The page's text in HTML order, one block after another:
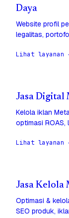
Daya
Website profil
legalitas,
Lihat layanan
Jasa Digital
Kelola iklan
optimasi ROAS,
Lihat layanan
Jasa Kelola
Optimasi &
SEO produk,